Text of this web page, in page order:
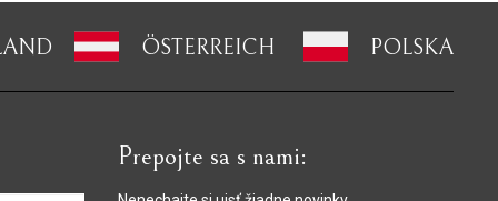
ÖSTERREICH POLSKA
Prepojte sa s nami: